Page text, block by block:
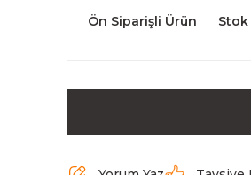
Ön Siparişli Ürün Stok